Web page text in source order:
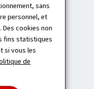
sans
personnel, et
cookies non
fins statistiques
si vous les
de